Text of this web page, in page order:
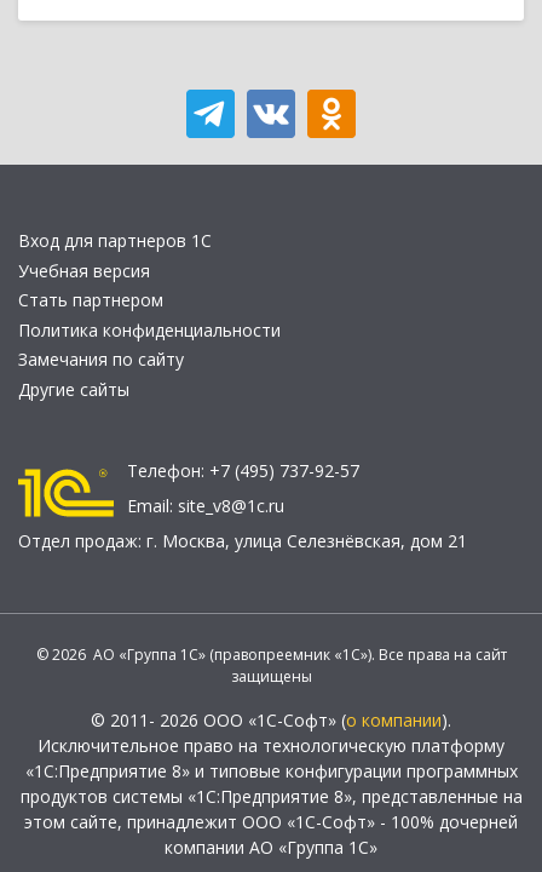
Вход для партнеров 1С
Учебная версия
Стать партнером
Политика конфиденциальности
Замечания по сайту
Другие сайты
Телефон: +7 (495) 737-92-57
Email: site_v8@1c.ru
Отдел продаж: г. Москва, улица Селезнёвская, дом 21
© 2026 АО «Группа 1С» (правопреемник «1С»). Все права на сайт
защищены
© 2011- 2026 ООО «1С-Софт» (о компании).
Исключительное право на технологическую платформу
«1С:Предприятие 8» и типовые конфигурации программных
продуктов системы «1С:Предприятие 8», представленные на
этом сайте, принадлежит ООО «1С-Софт» - 100% дочерней
компании АО «Группа 1С»